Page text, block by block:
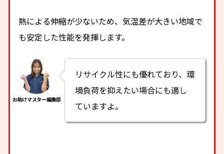
熱による伸縮が少ないため、気温差が大きい地域で
も安定した性能を発揮します。
リサイクル性にも優れており、環
境負荷を抑えたい場合にも適し
ていますよ。